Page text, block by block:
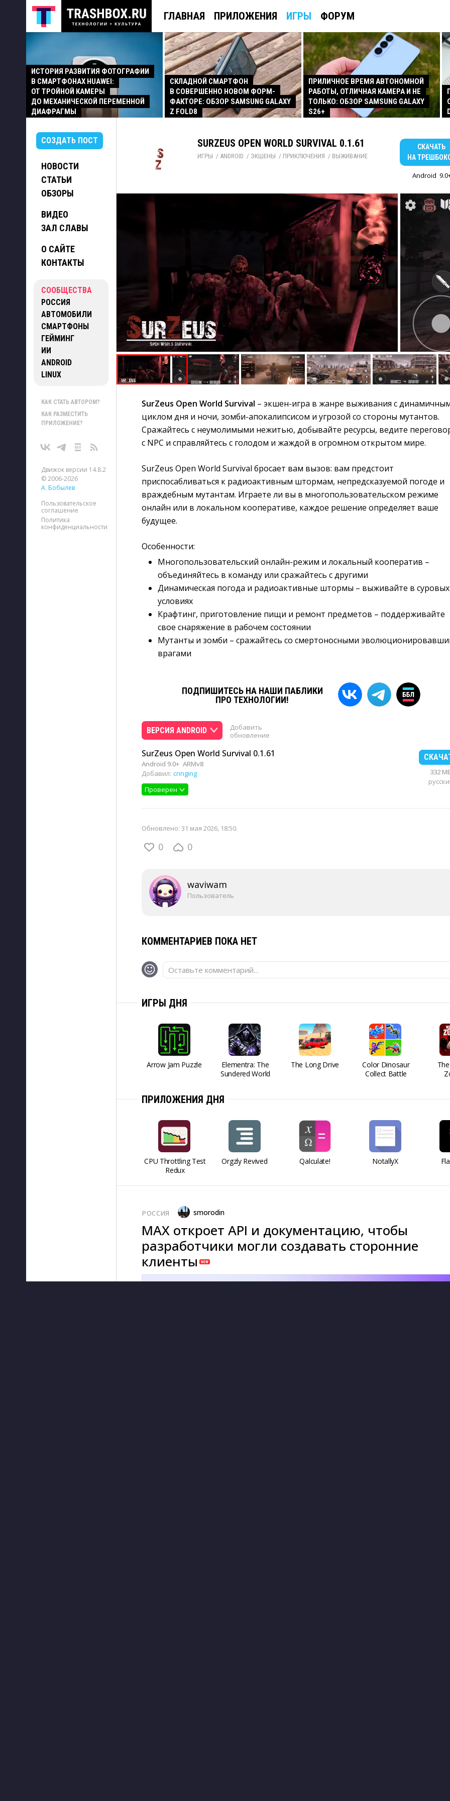
ГЛАВНАЯ ПРИЛОЖЕНИЯ ИГРЫ ФОРУМ
ИСТОРИЯ РАЗВИТИЯ ФОТОГРАФИИ
В СМАРТФОНАХ HUAWEI:
ОТ ТРОЙНОЙ КАМЕРЫ
ДО МЕХАНИЧЕСКОЙ ПЕРЕМЕННОЙ
ДИАФРАГМЫ
СКЛАДНОЙ СМАРТФОН
В СОВЕРШЕННО НОВОМ ФОРМ-
ФАКТОРЕ: ОБЗОР SAMSUNG GALAXY
Z FOLD8
ПРИЛИЧНОЕ ВРЕМЯ АВТОНОМНОЙ
РАБОТЫ, ОТЛИЧНАЯ КАМЕРА И НЕ
ТОЛЬКО: ОБЗОР SAMSUNG GALAXY
S26+
СОЗДАТЬ ПОСТ
НОВОСТИ
СТАТЬИ
ОБЗОРЫ
ВИДЕО
ЗАЛ СЛАВЫ
О САЙТЕ
КОНТАКТЫ
СООБЩЕСТВА
РОССИЯ
АВТОМОБИЛИ
СМАРТФОНЫ
ГЕЙМИНГ
ИИ
ANDROID
LINUX
КАК СТАТЬ АВТОРОМ?
КАК РАЗМЕСТИТЬ
ПРИЛОЖЕНИЕ?
Движок версии 14.8.2
© 2006-2026
А. Бобылев
Пользовательское
соглашение
Политика
конфиденциальности
SURZEUS OPEN WORLD SURVIVAL 0.1.61
ИГРЫ / ANDROID / ЭКШЕНЫ / ПРИКЛЮЧЕНИЯ / ВЫЖИВАНИЕ
СКАЧАТЬ
НА
Android
SurZeus Open World Survival – экшен-игра в жанре выживания с
циклом дня и ночи, зомби-апокалипсисом и угрозой со стороны мутантов.
Сражайтесь с неумолимыми нежитью, добывайте ресурсы, ведите
с NPC и справляйтесь с голодом и жаждой в огромном открытом мире.
SurZeus Open World Survival бросает вам вызов: вам предстоит
приспосабливаться к радиоактивным штормам, непредсказуемой погоде и
враждебным мутантам. Играете ли вы в многопользовательском режиме
онлайн или в локальном кооперативе, каждое решение определяет ваше
будущее.
Особенности:
Многопользовательский онлайн-режим и локальный кооператив –
объединяйтесь в команду или сражайтесь с другими
Динамическая погода и радиоактивные штормы – выживайте в суровых
условиях
Крафтинг, приготовление пищи и ремонт предметов – поддерживайте
свое снаряжение в рабочем состоянии
Мутанты и зомби – сражайтесь со смертоносными
врагами
ПОДПИШИТЕСЬ НА НАШИ ПАБЛИКИ
ПРО ТЕХНОЛОГИИ!
ВЕРСИЯ ANDROID
Добавить
обновление
SurZeus Open World Survival 0.1.61
Android 9.0+ ARMv8
Добавил: cringing
Проверен
332
Обновлено: 31 мая 2026, 18:50.
0 0
waviwam
Пользователь
КОММЕНТАРИЕВ ПОКА НЕТ
Оставьте комментарий...
ИГРЫ ДНЯ
Arrow Jam Puzzle
Elementra: The
Sundered World
The Long Drive
Color Dinosaur
Collect Battle
ПРИЛОЖЕНИЯ ДНЯ
CPU Throttling Test
Redux
Orgzly Revived Qalculate! NotallyX
РОССИЯ smorodin
MAX откроет API и документацию, чтобы
разработчики могли создавать сторонние
клиенты